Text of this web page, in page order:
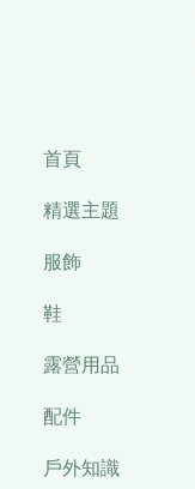
首頁
精選主題
服飾
鞋
露營用品
配件
戶外知識